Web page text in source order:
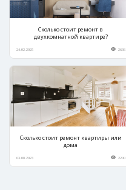
Сколько стоит ремонт в
двухкомнатной квартире?
24.02.2025 2636
Сколько стоит ремонт квартиры или
дома
03.08.2023 2200